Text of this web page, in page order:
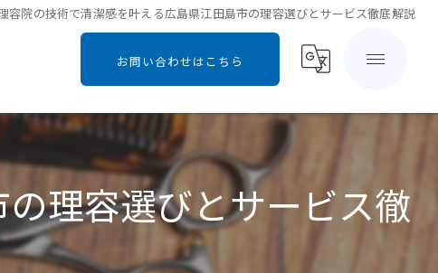
容院の技術で清潔感を叶える広島県江田島市の理容選びとサービス徹底解説
お問い合わせはこちら
理容選びとサービス徹